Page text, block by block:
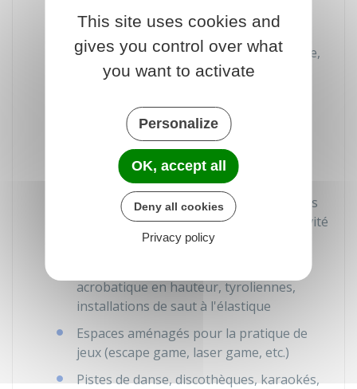
Attractions de tout type (manège
scénique (train fantôme, etc.), labyrinthe,
structure gonflable, installation de jeux
Sites et installations de jeux de tirs ou
d'adresse (chamboule-tout, lancer de
haches, etc.)
Circuits de petites motos, quads, mini-
karts, etc. dès lors que la conduite de ces
engins ne peut pas être qualifiée d'activité
acrobatique en hauteur, tyroliennes,
installations de saut à l'élastique
Espaces aménagés pour la pratique de
jeux (escape game, laser game, etc.)
Pistes de danse, discothèques, karaokés,
This site uses cookies and
gives you control over what
you want to activate
Personalize
OK, accept all
Deny all cookies
Privacy policy